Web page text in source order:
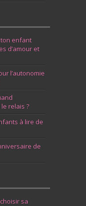
ton enfant
d’amour et
l’autonomie
relais ?
à lire de
de
sa